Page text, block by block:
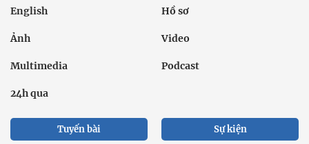
English Hồ sơ
Ảnh Video
Multimedia Podcast
24h qua
Tuyến bài Sự kiện